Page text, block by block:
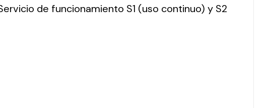
de funcionamiento S1 (uso continuo) y S2